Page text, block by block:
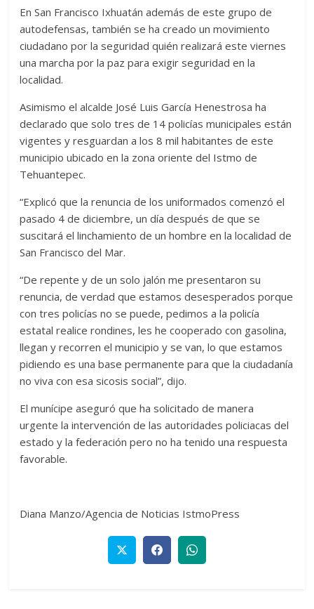
En San Francisco Ixhuatán además de este grupo de
autodefensas, también se ha creado un movimiento
ciudadano por la seguridad quién realizará este viernes
una marcha por la paz para exigir seguridad en la
localidad.
Asimismo el alcalde José Luis García Henestrosa ha
declarado que solo tres de 14 policías municipales están
vigentes y resguardan a los 8 mil habitantes de este
municipio ubicado en la zona oriente del Istmo de
Tehuantepec.
“Explicó que la renuncia de los uniformados comenzó el
pasado 4 de diciembre, un día después de que se
suscitará el linchamiento de un hombre en la localidad de
San Francisco del Mar.
“De repente y de un solo jalón me presentaron su
renuncia, de verdad que estamos desesperados porque
con tres policías no se puede, pedimos a la policía
estatal realice rondines, les he cooperado con gasolina,
llegan y recorren el municipio y se van, lo que estamos
pidiendo es una base permanente para que la ciudadanía
no viva con esa sicosis social”, dijo.
El munícipe aseguró que ha solicitado de manera
urgente la intervención de las autoridades policiacas del
estado y la federación pero no ha tenido una respuesta
favorable.
Diana Manzo/Agencia de Noticias IstmoPress